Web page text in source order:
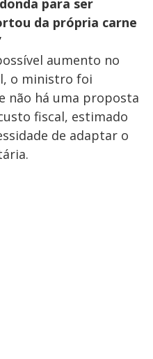
para ser
da própria carne
aumento no
o ministro foi
não há uma proposta
fiscal, estimado
de adaptar o